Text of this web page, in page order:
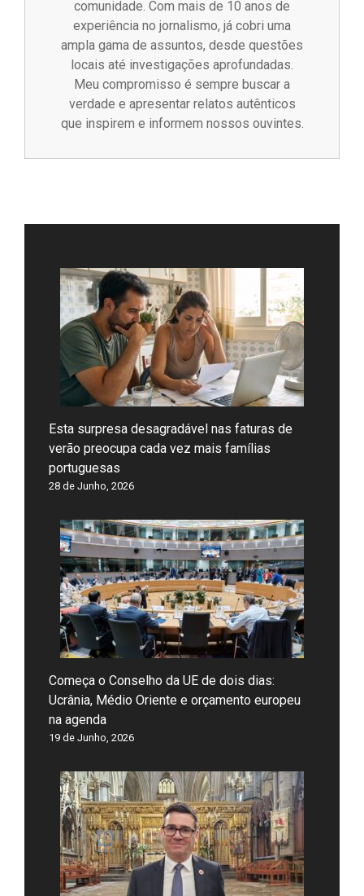
comunidade. Com mais de 10 anos de
experiência no jornalismo, já cobri uma
ampla gama de assuntos, desde questões
locais até investigações aprofundadas.
Meu compromisso é sempre buscar a
verdade e apresentar relatos autênticos
que inspirem e informem nossos ouvintes.
Esta surpresa desagradável nas faturas de
verão preocupa cada vez mais famílias
portuguesas
28 de Junho, 2026
Começa o Conselho da UE de dois dias:
Ucrânia, Médio Oriente e orçamento europeu
na agenda
19 de Junho, 2026